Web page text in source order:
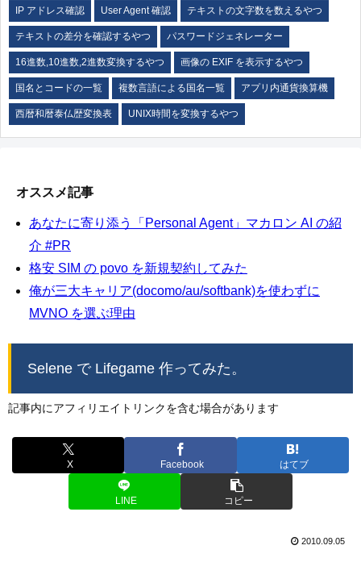
IP アドレス確認 User Agent 確認 テキストの文字数を数えるやつ
テキストの差分を確認するやつ パスワードジェネレーター
16進数,10進数,2進数変換するやつ 画像の EXIF を表示するやつ
国名とコードの一覧 複数言語による国名一覧 アプリ内通貨換算機
西暦和暦泰仏歴変換表 UNIX時間を変換するやつ
オススメ記事
あなたに寄り添う「Personal Agent」マカロン AI の紹
介 #PR
格安 SIM の povo を新規契約してみた
俺が三大キャリア(docomo/au/softbank)を使わずに
MVNO を選ぶ理由
Selene で Lifegame 作ってみた。
記事内にアフィリエイトリンクを含む場合があります
X Facebook はてブ
LINE コピー
2010.09.05